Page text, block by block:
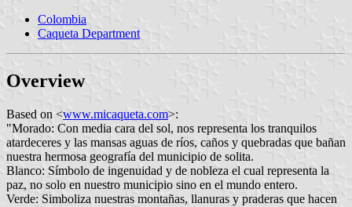
Colombia
Caqueta Department
Overview
Based on <www.micaqueta.com>:
"Morado: Con media cara del sol, nos representa los tranquilos
atardeceres y las mansas aguas de ríos, caños y quebradas que bañan
nuestra hermosa geografía del municipio de solita.
Blanco: Símbolo de ingenuidad y de nobleza el cual representa la
paz, no solo en nuestro municipio sino en el mundo entero.
Verde: Simboliza nuestras montañas, llanuras y praderas que hacen